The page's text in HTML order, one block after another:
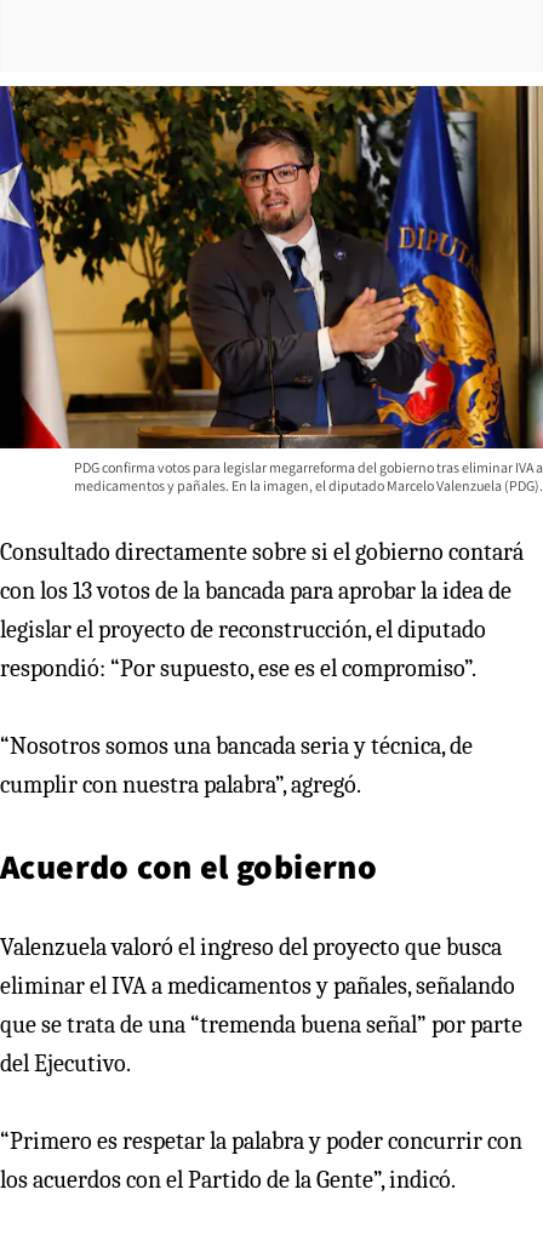
PDG confirma votos para legislar megarreforma del gobierno tras eliminar IVA a
medicamentos y pañales. En la imagen, el diputado Marcelo Valenzuela (PDG).
Consultado directamente sobre si el gobierno contará
con los 13 votos de la bancada para aprobar la idea de
legislar el proyecto de reconstrucción, el diputado
respondió: “Por supuesto, ese es el compromiso”.
“Nosotros somos una bancada seria y técnica, de
cumplir con nuestra palabra”, agregó.
Acuerdo con el gobierno
Valenzuela valoró el ingreso del proyecto que busca
eliminar el IVA a medicamentos y pañales, señalando
que se trata de una “tremenda buena señal” por parte
del Ejecutivo.
“Primero es respetar la palabra y poder concurrir con
los acuerdos con el Partido de la Gente”, indicó.